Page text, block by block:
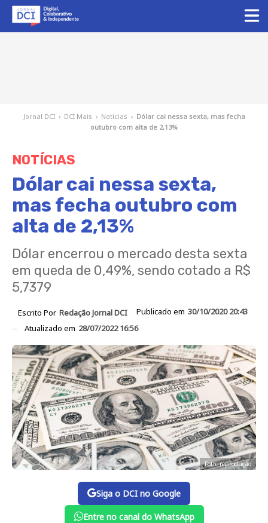
Jornal DCI › DCI Mais › Notícias › Dólar cai nessa sexta, mas fecha
outubro com alta de 2,13%
NOTÍCIAS
Dólar cai nessa sexta,
mas fecha outubro com
alta de 2,13%
Dólar encerrou o mercado desta sexta
em queda de 0,49%, sendo cotado a R$
5,7379
Escrito Por Redação Jornal DCI Publicado em 30/10/2020 20:43
Atualizado em 28/07/2022 16:56
Foto: reprodução
Siga o DCI no Google
Entre no canal do WhatsApp